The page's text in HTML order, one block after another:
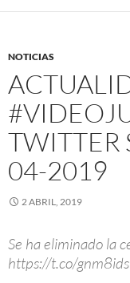
NOTICIAS
TWITTER
04-2019
2 ABRIL, 2019
Se ha eliminado la
https://t.co/